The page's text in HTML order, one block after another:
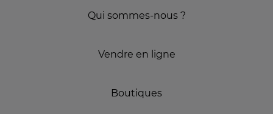
Qui sommes-nous ?
Vendre en ligne
Boutiques